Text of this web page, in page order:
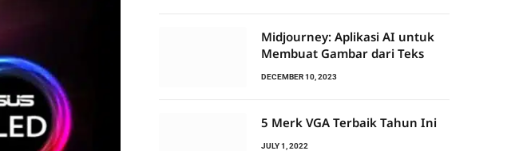
Midjourney: Aplikasi AI untuk
Membuat Gambar dari Teks
DECEMBER 10, 2023
5 Merk VGA Terbaik Tahun Ini
JULY 1, 2022